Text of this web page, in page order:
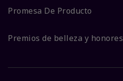
Promesa De Producto
Premios de belleza y honores